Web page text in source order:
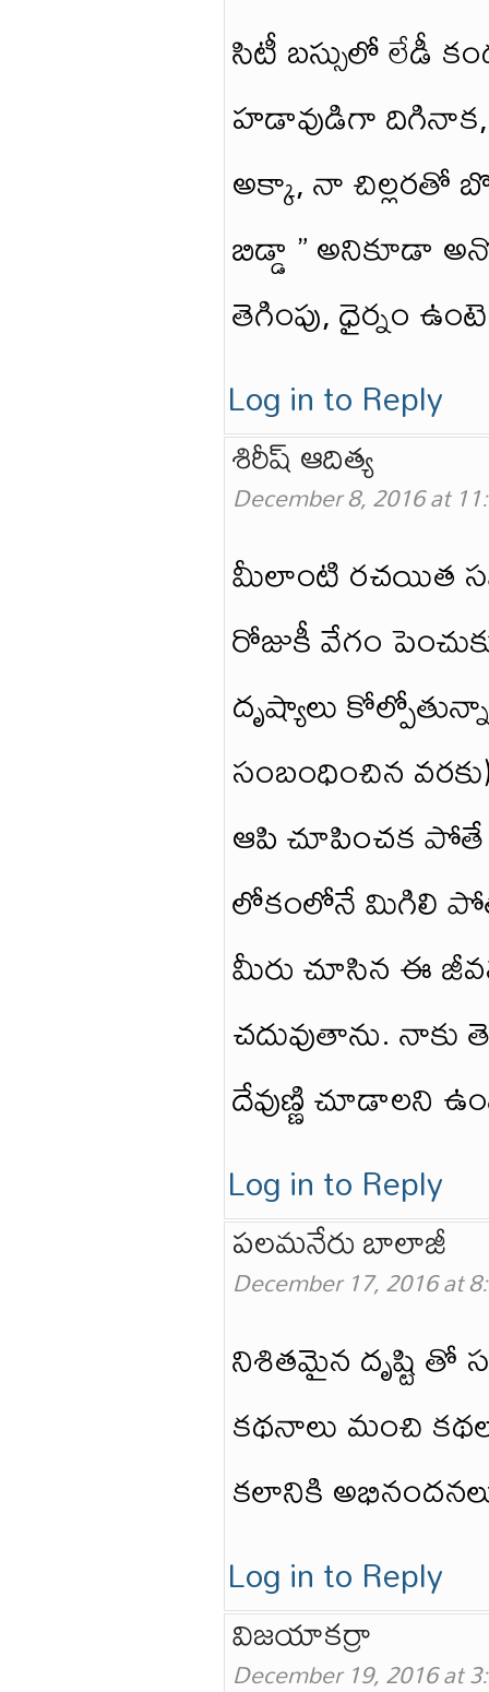
సిటీ బస్సులో లేడీ
హడావుడిగా
అక్కా, నా చిల్లరతో
బిడ్డా ” అనికూడా
తెగింపు, ధైర్నం
Log in to Reply
శిరీష్ ఆదిత్య
December 8, 2016 at
మీలాంటి రచయిత
రోజుకీ వేగం
దృష్యాలు
సంబంధించిన
ఆపి చూపించక పోతే
లోకంలోనే మిగిలి
మీరు చూసిన ఈ
చదువుతాను. నాకు
దేవుణ్ణి చూడాలని
Log in to Reply
పలమనేరు బాలాజీ
December 17, 2016 at
నిశితమైన దృష్టి తో
కథనాలు మంచి
కలానికి
Log in to Reply
విజయాకర్రా
December 19, 2016 at